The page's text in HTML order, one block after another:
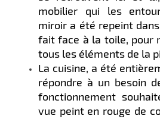
mobilier qui les
miroir a été repeint
fait face à la toile, pour
tous les éléments de la
La cuisine, a été
répondre à un besoin
fonctionnement
vue peint en rouge de